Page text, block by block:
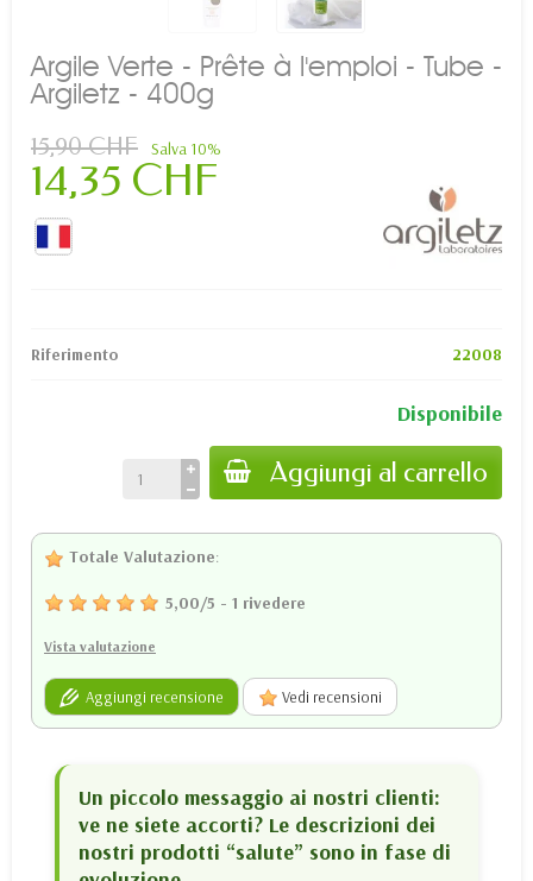
Argile Verte - Prête à l'emploi - Tube -
Argiletz - 400g
15,90 CHF Salva 10%
14,35 CHF
Riferimento 22008
Disponibile
Aggiungi al carrello
Totale Valutazione:
5,00/5 - 1 rivedere
Vista valutazione
Aggiungi recensione Vedi recensioni
Un piccolo messaggio ai nostri clienti:
ve ne siete accorti? Le descrizioni dei
nostri prodotti “salute” sono in fase di